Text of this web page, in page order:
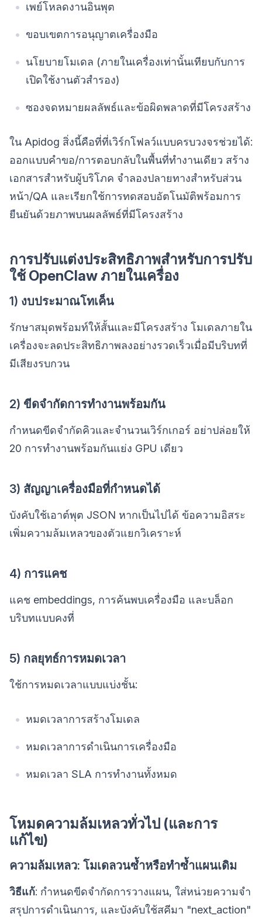
เพย์โหลดงานอินพุต
ขอบเขตการอนุญาตเครื่องมือ
นโยบายโมเดล (ภายในเครื่องเท่านั้นเทียบกับการ
เปิดใช้งานตัวสำรอง)
ซองจดหมายผลลัพธ์และข้อผิดพลาดที่มีโครงสร้าง
ใน Apidog สิ่งนี้คือที่ที่เวิร์กโฟลว์แบบครบวงจรช่วยได้:
ออกแบบคำขอ/การตอบกลับในพื้นที่ทำงานเดียว สร้าง
เอกสารสำหรับผู้บริโภค จำลองปลายทางสำหรับส่วน
หน้า/QA และเรียกใช้การทดสอบอัตโนมัติพร้อมการ
ยืนยันด้วยภาพบนผลลัพธ์ที่มีโครงสร้าง
การปรับแต่งประสิทธิภาพสำหรับการปรับ
ใช้ OpenClaw ภายในเครื่อง
1) งบประมาณโทเค็น
รักษาสมุดพร้อมท์ให้สั้นและมีโครงสร้าง โมเดลภายใน
เครื่องจะลดประสิทธิภาพลงอย่างรวดเร็วเมื่อมีบริบทที่
มีเสียงรบกวน
2) ขีดจำกัดการทำงานพร้อมกัน
กำหนดขีดจำกัดคิวและจำนวนเวิร์กเกอร์ อย่าปล่อยให้
20 การทำงานพร้อมกันแย่ง GPU เดียว
3) สัญญาเครื่องมือที่กำหนดได้
บังคับใช้เอาต์พุต JSON หากเป็นไปได้ ข้อความอิสระ
เพิ่มความล้มเหลวของตัวแยกวิเคราะห์
4) การแคช
แคช embeddings, การค้นพบเครื่องมือ และบล็อก
บริบทแบบคงที่
5) กลยุทธ์การหมดเวลา
ใช้การหมดเวลาแบบแบ่งชั้น:
หมดเวลาการสร้างโมเดล
หมดเวลาการดำเนินการเครื่องมือ
หมดเวลา SLA การทำงานทั้งหมด
โหมดความล้มเหลวทั่วไป (และการ
แก้ไข)
ความล้มเหลว: โมเดลวนซ้ำหรือทำซ้ำแผนเดิม
วิธีแก้: กำหนดขีดจำกัดการวางแผน, ใส่หน่วยความจำ
สรุปการดำเนินการ, และบังคับใช้สคีมา "next_action"